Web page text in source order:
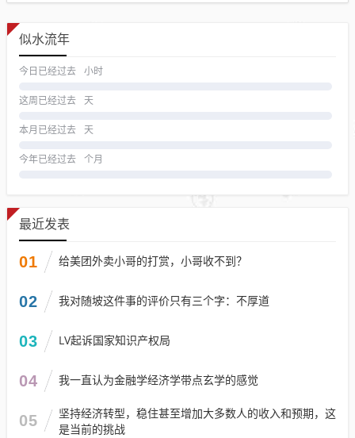
似水流年
今日已经过去 小时
这周已经过去 天
本月已经过去 天
今年已经过去 个月
最近发表
01 给美团外卖小哥的打赏，小哥收不到？
02 我对随坡这件事的评价只有三个字：不厚道
03 LV起诉国家知识产权局
04 我一直认为金融学经济学带点玄学的感觉
05
坚持经济转型，稳住甚至增加大多数人的收入和预期，这
是当前的挑战